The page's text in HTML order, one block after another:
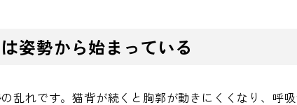
姿勢から始まっている
乱れです。猫背が続くと胸郭が動きにくくなり、呼